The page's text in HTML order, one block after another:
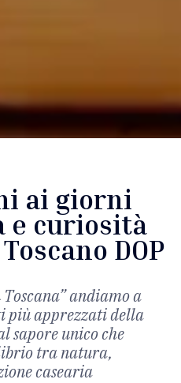
ai giorni
e curiosità
DOP
andiamo a
più apprezzati della
sapore unico che
tra natura,
casearia